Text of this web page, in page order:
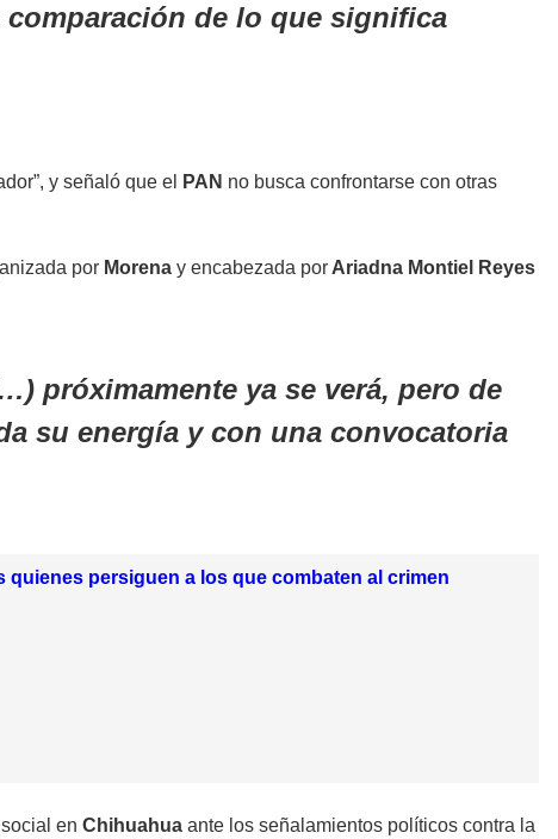
de lo que significa
y señaló que el PAN no busca confrontarse con otras
por Morena y encabezada por Ariadna Montiel Reyes
próximamente ya se verá, pero de
su energía y con una convocatoria
persiguen a los que combaten al crimen
en Chihuahua ante los señalamientos políticos contra la